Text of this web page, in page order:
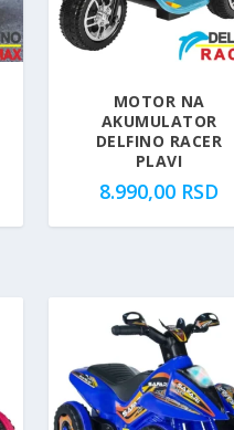
R
S
D
MOTOR NA
AKUMULATOR
DELFINO RACER
PLAVI
8.990,00 RSD